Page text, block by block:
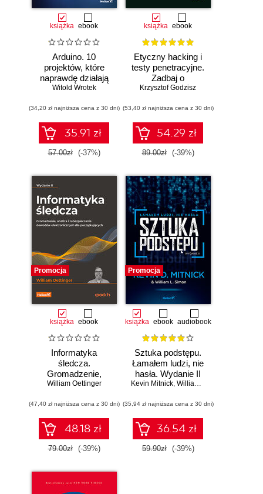
książka ebook
Arduino. 10
projektów, które
naprawdę działają
Witold Wrotek
(34,20 zł najniższa cena z 30 dni)
35.91 zł
57.00zł (-37%)
książka ebook
Etyczny hacking i
testy penetracyjne.
Zadbaj o
bezpieczeństwo
Krzysztof Godzisz
(53,40 zł najniższa cena z 30 dni)
54.29 zł
89.00zł (-39%)
Promocja
książka ebook
Informatyka
śledcza.
Gromadzenie,
analiza i
dowodów
elektronicznych dla
początkujących.
Wydanie II
William Oettinger
(47,40 zł najniższa cena z 30 dni)
48.18 zł
79.00zł (-39%)
Promocja
książka ebook audiobook
Sztuka podstępu.
Łamałem ludzi, nie
hasła. Wydanie II
Kevin Mitnick, William L. Simon
(35,94 zł najniższa cena z 30 dni)
36.54 zł
59.90zł (-39%)